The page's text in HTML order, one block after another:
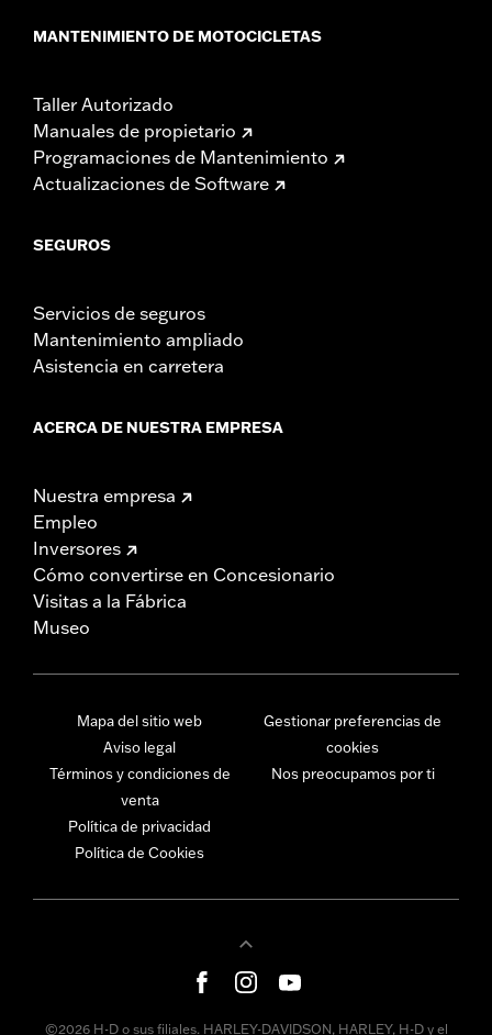
MANTENIMIENTO DE MOTOCICLETAS
Taller Autorizado
Manuales de propietario
Programaciones de Mantenimiento
Actualizaciones de Software
SEGUROS
Servicios de seguros
Mantenimiento ampliado
Asistencia en carretera
ACERCA DE NUESTRA EMPRESA
Nuestra empresa
Empleo
Inversores
Cómo convertirse en Concesionario
Visitas a la Fábrica
Museo
Mapa del sitio web
Aviso legal
Términos y condiciones de
venta
Política de privacidad
Política de Cookies
Gestionar preferencias de
cookies
Nos preocupamos por ti
©2026 H-D o sus filiales. HARLEY-DAVIDSON, HARLEY, H-D y el